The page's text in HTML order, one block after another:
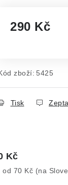
290 Kč
zboží: 5425
Tisk
Kč
od 70 Kč (na